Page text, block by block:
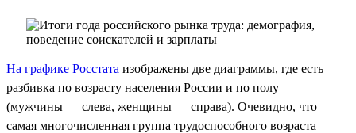
На графике Росстата изображены две диаграммы, где есть
разбивка по возрасту населения России и по полу
(мужчины — слева, женщины — справа). Очевидно, что
самая многочисленная группа трудоспособного возраста —